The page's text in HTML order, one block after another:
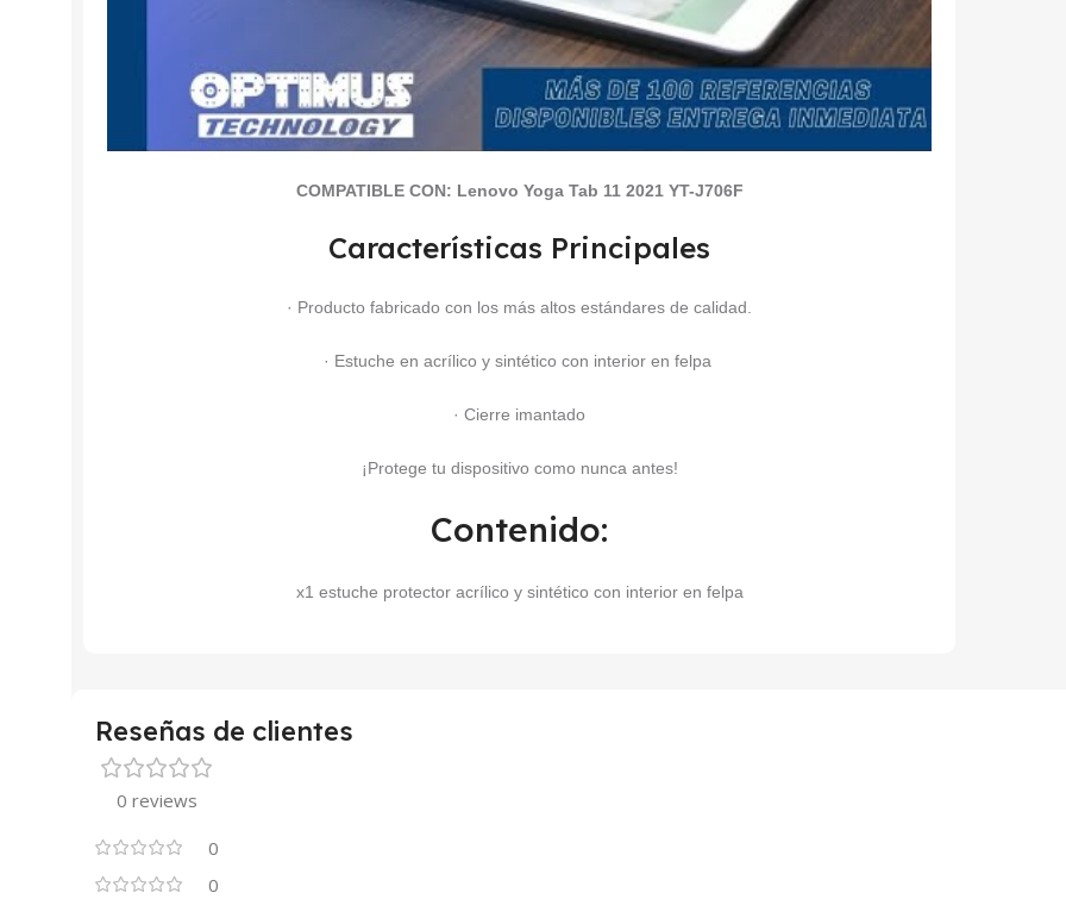
COMPATIBLE CON: Lenovo Yoga Tab 11 2021 YT-J706F
Características Principales
· Producto fabricado con los más altos estándares de calidad.
· Estuche en acrílico y sintético con interior en felpa
· Cierre imantado
¡Protege tu dispositivo como nunca antes!
Contenido:
x1 estuche protector acrílico y sintético con interior en felpa
Reseñas de clientes
0 reviews
0
0